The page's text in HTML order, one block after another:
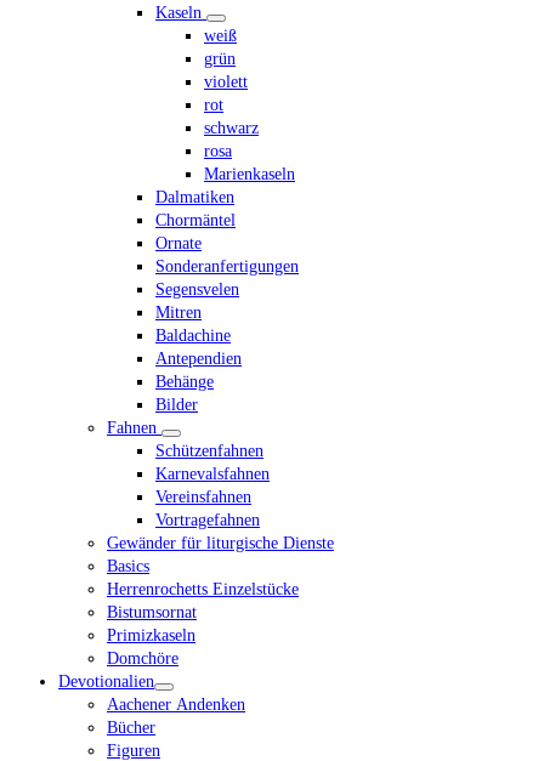
Kaseln
weiß
grün
violett
rot
schwarz
rosa
Marienkaseln
Dalmatiken
Chormäntel
Ornate
Sonderanfertigungen
Segensvelen
Mitren
Baldachine
Antependien
Behänge
Bilder
Fahnen
Schützenfahnen
Karnevalsfahnen
Vereinsfahnen
Vortragefahnen
Gewänder für liturgische Dienste
Basics
Herrenrochetts Einzelstücke
Bistumsornat
Primizkaseln
Domchöre
Devotionalien
Aachener Andenken
Bücher
Figuren